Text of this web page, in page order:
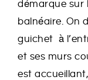
démarque sur
balnéaire. On
guichet à
et ses murs
est